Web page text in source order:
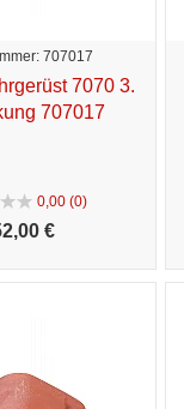
707017
7070 3.
707017
0,00 (0)
00 €